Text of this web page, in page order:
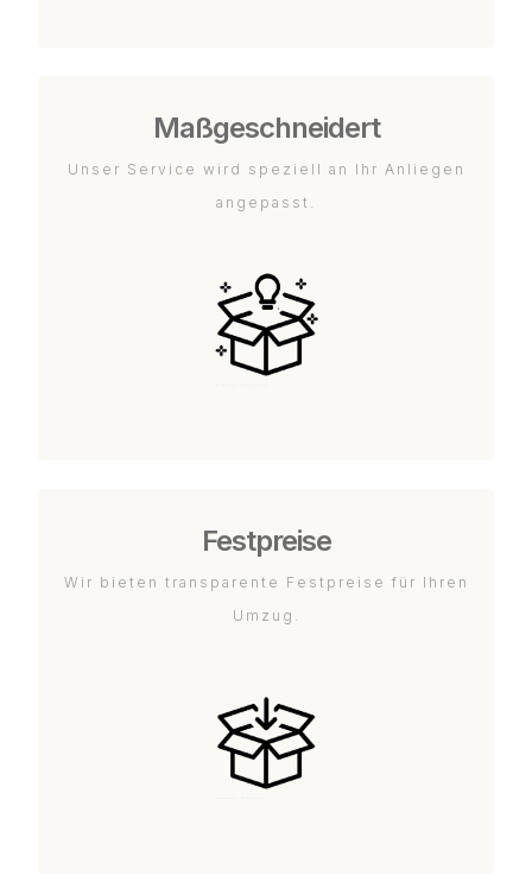
Maßgeschneidert
Unser Service wird speziell an Ihr Anliegen
angepasst.
Festpreise
Wir bieten transparente Festpreise für Ihren
Umzug.